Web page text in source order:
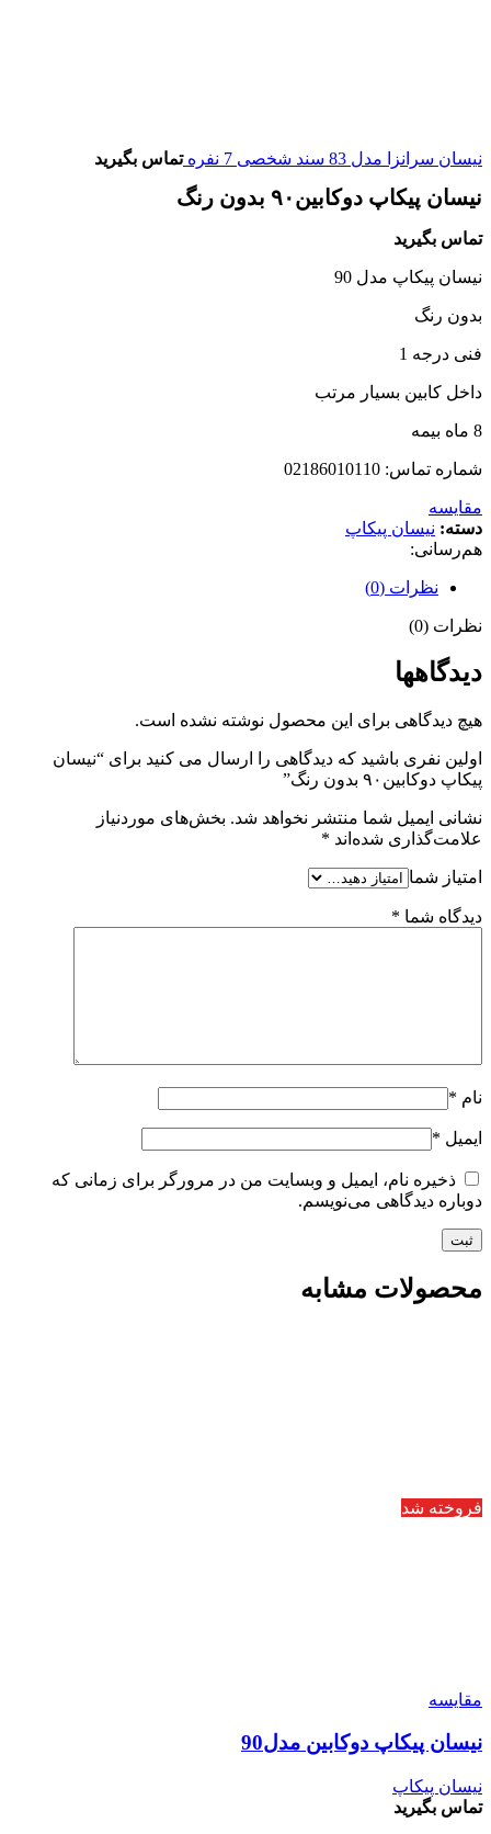
نیسان سرانزا مدل 83 سند شخصی 7 نفره تماس بگیرید
نیسان پیکاپ دوکابین۹۰ بدون رنگ
تماس بگیرید
نیسان پیکاپ مدل 90
بدون رنگ
فنی درجه 1
داخل کابین بسیار مرتب
8 ماه بیمه
شماره تماس: 02186010110
مقایسه
دسته: نیسان پیکاپ
هم‌رسانی:
نظرات (0)
نظرات (0)
دیدگاهها
هیچ دیدگاهی برای این محصول نوشته نشده است.
اولین نفری باشید که دیدگاهی را ارسال می کنید برای “نیسان
پیکاپ دوکابین۹۰ بدون رنگ”
نشانی ایمیل شما منتشر نخواهد شد. بخش‌های موردنیاز
علامت‌گذاری شده‌اند *
امتیاز شما
دیدگاه شما *
نام *
ایمیل *
ذخیره نام، ایمیل و وبسایت من در مرورگر برای زمانی که
دوباره دیدگاهی می‌نویسم.
محصولات مشابه
فروخته شد
مقایسه
نیسان پیکاپ دوکابین مدل90
نیسان پیکاپ
تماس بگیرید